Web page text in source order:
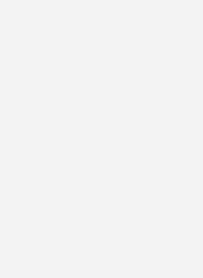
zu sorgen. Unser
Mehrwert. Nicht nur,
– sie kann auch die
in der Software
Mehraufwand!“
KI-Integration in die